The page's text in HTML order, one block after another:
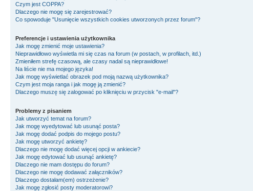
Czym jest COPPA?
Dlaczego nie mogę się zarejestrować?
Co spowoduje "Usunięcie wszystkich cookies utworzonych przez forum"?
Preferencje i ustawienia użytkownika
Jak mogę zmienić moje ustawienia?
Nieprawidłowo wyświetla mi się czas na forum (w postach, w profilach, itd.)
Zmieniłem strefę czasową, ale czasy nadal są nieprawidłowe!
Na liście nie ma mojego języka!
Jak mogę wyświetlać obrazek pod moją nazwą użytkownika?
Czym jest moja ranga i jak mogę ją zmienić?
Dlaczego muszę się zalogować po kliknięciu w przycisk "e-mail"?
Problemy z pisaniem
Jak utworzyć temat na forum?
Jak mogę wyedytować lub usunąć posta?
Jak mogę dodać podpis do mojego postu?
Jak mogę utworzyć ankietę?
Dlaczego nie mogę dodać więcej opcji w ankiecie?
Jak mogę edytować lub usunąć ankietę?
Dlaczego nie mam dostępu do forum?
Dlaczego nie mogę dodawać załączników?
Dlaczego dostałam(em) ostrzeżenie?
Jak mogę zgłosić posty moderatorowi?